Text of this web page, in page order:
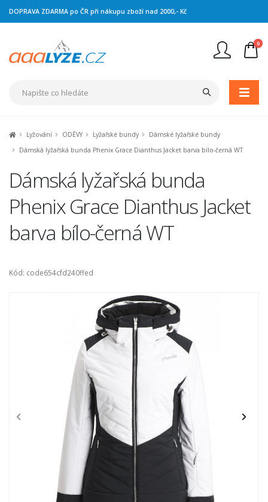
DOPRAVA ZDARMA po ČR při nákupu zboží nad 2000,- Kč
0
Lyžování ODĚVY Lyžařské bundy
Dámské lyžařské bundy
Dámská lyžařská bunda Phenix Grace Dianthus Jacket barva bílo-černá WT
Dámská lyžařská bunda
Phenix Grace Dianthus Jacket
barva bílo-černá WT
Kód: code654cfd240ffed